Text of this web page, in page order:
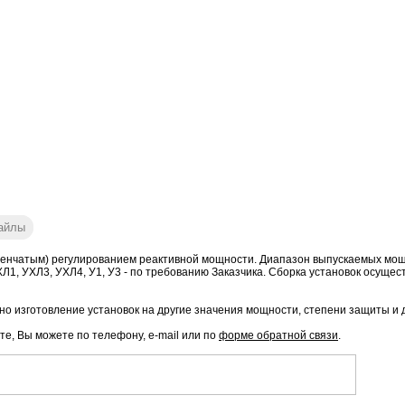
регулированием реактивной мощности. Диапазон выпускаемых
УХЛ3, УХЛ4, У1, У3 - по требованию Заказчика. Сборка установок
изготовление установок на другие значения мощности, степени защиты и
Вы можете по телефону, e-mail или по форме обратной связи.